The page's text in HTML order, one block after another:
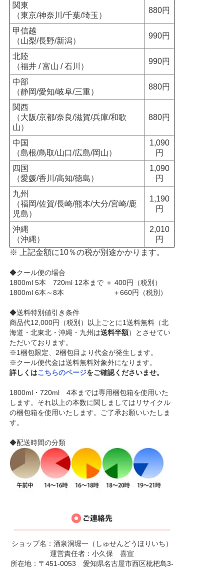
関東
（東京/神奈川/千葉/埼玉）
880円
甲信越
（山梨/長野/新潟）
990円
北陸
（福井 / 富山 / 石川）
990円
中部
（静岡/愛知/岐阜/三重）
880円
関西
（大阪/京都/奈良/滋賀/兵庫/和歌
山）
880円
中国
（島根/鳥取/山口/広島/岡山）
1,090
円
四国
（愛媛/香川/高知/徳島）
1,090
円
九州
（福岡/佐賀/長崎/熊本/大分/宮崎/鹿
児島）
1,190
円
沖縄
（沖縄）
2,010
円
※ 上記金額に10％の税が別途かかります。
◆クール便の場合
1800ml 5本 720ml 12本まで ＋ 400円（税別）
1800ml 6本～8本 ＋660円（税別）
◆送料特別値引き条件
商品代12,000円（税別）以上ごとに1送料無料（北
海道・北東北・沖縄・九州は送料半額）とさせてい
ただいております。
※1梱包限定、2梱包目より代金が発生します。
※クール便代金は送料無料対象外になります。
詳しくはこちらのページをご確認くださいませ。
1800ml・720ml 4本までは専用梱包箱を使用いた
します。それ以上の本数に関しましてはリサイクル
の梱包箱を使用いたします。ご了承お願いいたしま
す。
◆配送時間の分類
ショップ名：酒泉洞堀一（しゅせんどうほりいち）
運営責任者：小久保 喜宣
所在地：〒451-0053 愛知県名古屋市西区枇杷島3-